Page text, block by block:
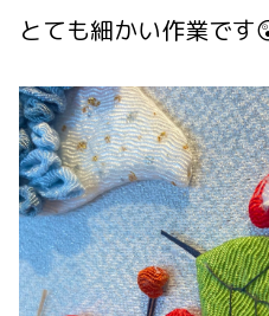
とても細かい作業です